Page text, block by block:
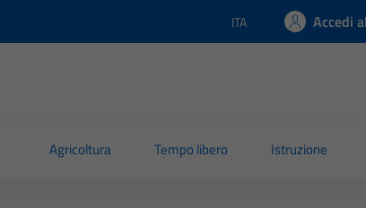
Lingua attiva:
ITA Accedi
Agricoltura Tempo libero Istruzione